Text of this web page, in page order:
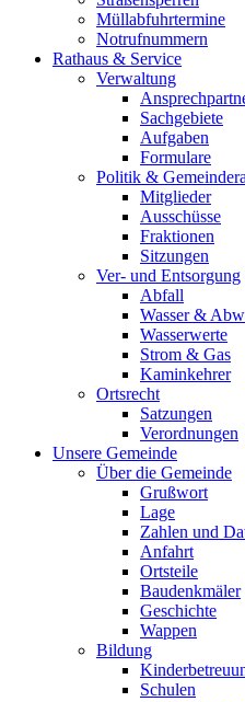
Müllabfuhrtermine
Notrufnummern
Rathaus & Service
Verwaltung
Sachgebiete
Aufgaben
Formulare
Politik &
Mitglieder
Ausschüsse
Fraktionen
Sitzungen
Ver- und Entsorgung
Abfall
Wasser &
Wasserwerte
Strom & Gas
Kaminkehrer
Ortsrecht
Satzungen
Verordnungen
Unsere Gemeinde
Über die Gemeinde
Grußwort
Lage
Zahlen und
Anfahrt
Ortsteile
Baudenkmäler
Geschichte
Wappen
Bildung
Schulen